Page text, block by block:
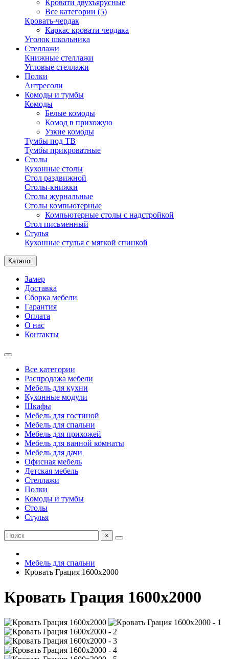
Кровати двухъярусные
Все категории (5)
Кровать-чердак
Каркас кровати чердака
Уголок школьника
Стеллажи
Книжные стеллажи
Угловые стеллажи
Полки
Антресоли
Комоды и тумбы
Комоды
Белые комоды
Комод в прихожую
Узкие комоды
Тумбы под ТВ
Тумбы прикроватные
Столы
Кухонные столы
Стол раздвижной
Столы-книжки
Столы журнальные
Столы компьютерные
Компьютерные столы с надстройкой
Стол письменный
Стулья
Кухонные стулья с мягкой спинкой
Каталог
Замер
Доставка
Сборка мебели
Гарантия
Оплата
О нас
Контакты
Все категории
Распродажа мебели
Мебель для кухни
Кухонные модули
Шкафы
Мебель для гостиной
Мебель для спальни
Мебель для прихожей
Мебель для ванной комнаты
Мебель для дачи
Офисная мебель
Детская мебель
Стеллажи
Полки
Комоды и тумбы
Столы
Стулья
×
Мебель для спальни
Кровать Грация 1600х2000
Кровать Грация 1600х2000